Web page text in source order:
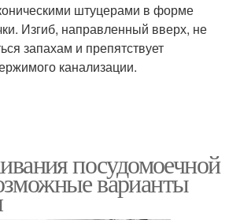
штуцерами в форме
Изгиб, направленный вверх, не
запахам и препятствует
канализации.
посудомоечной
варианты